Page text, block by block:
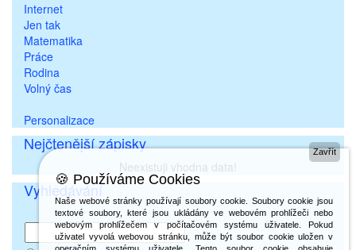
Internet
Jen tak
Matematika
Práce
Rodina
Volný čas
Personalizace
Nejčtenější zápisky
Neexistuji vhodna data!
Vyhledávání
Zavřít
🍪 Používáme Cookies
Naše webové stránky používají soubory cookie. Soubory cookie jsou
textové soubory, které jsou ukládány ve webovém prohlížeči nebo
webovým prohlížečem v počítačovém systému uživatele. Pokud
uživatel vyvolá webovou stránku, může být soubor cookie uložen v